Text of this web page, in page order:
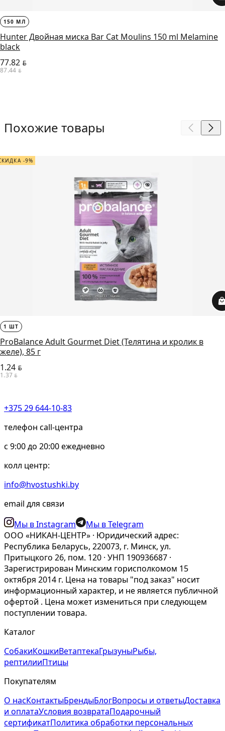
150 МЛ
Hunter Двойная миска Bar Cat Moulins 150 ml Melamine
black
77.82 BYN
87.44 BYN
Похожие товары
-9%
1 ШТ
ProBalance Adult Gourmet Diet (Телятина и кролик в
желе), 85 г
1.24 BYN
1.37 BYN
+375 29 644-10-83
телефон call-центра
c 9:00 до 20:00 ежедневно
колл центр:
info@hvostushki.by
email для связи
Мы в Instagram
Мы в Telegram
ООО «НИКАН-ЦЕНТР» · Юридический адрес:
Республика Беларусь, 220073, г. Минск, ул.
Притыцкого 26, пом. 120 · УНП 190936687 ·
Зарегистрирован Минским горисполкомом 15
октября 2014 г. Цена на товары "под заказ" носит
информационный характер, и не является публичной
офертой . Цена может измениться при следующем
поступлении товара.
Каталог
СобакиКошкиВетаптекаГрызуныРыбы,
рептилииПтицы
Покупателям
О насКонтактыБрендыБлогВопросы и ответыДоставка
и оплатаУсловия возвратаПодарочный
сертификатПолитика обработки персональных